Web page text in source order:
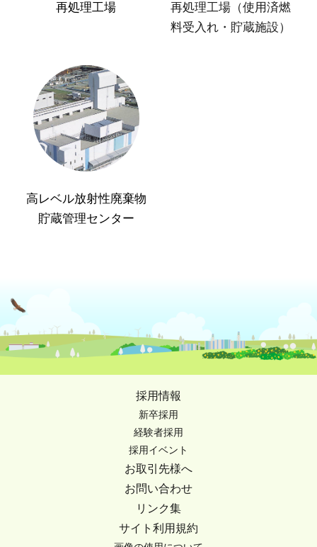
再処理工場
再処理工場（使用済燃
料受入れ・貯蔵施設）
高レベル放射性廃棄物
貯蔵管理センター
採用情報
新卒採用
経験者採用
採用イベント
お取引先様へ
お問い合わせ
リンク集
サイト利用規約